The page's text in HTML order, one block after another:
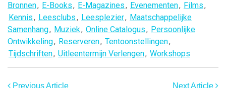
Bronnen, E-Books, E-Magazines, Evenementen, Films,
Kennis, Leesclubs, Leesplezier, Maatschappelijke
Samenhang, Muziek, Online Catalogus, Persoonlijke
Ontwikkeling, Reserveren, Tentoonstellingen,
Tijdschriften, Uitleentermijn Verlengen, Workshops
Previous Article Next Article